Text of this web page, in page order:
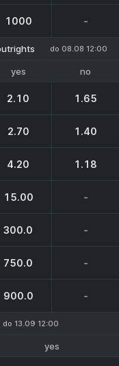
1000 -
do 08.08 12:00
yes no
2.10 1.65
2.70 1.40
4.20 1.18
15.00 -
300.0 -
750.0 -
900.0 -
do 13.09 12:00
yes